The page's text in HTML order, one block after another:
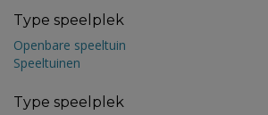
Type speelplek
Openbare speeltuin
Speeltuinen
Type speelplek